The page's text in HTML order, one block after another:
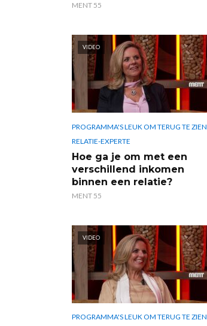
MENT 55
VIDEO
PROGRAMMA'S LEUK OM TERUG TE ZIEN
RELATIE-EXPERTE
Hoe ga je om met een
verschillend inkomen
binnen een relatie?
MENT 55
VIDEO
PROGRAMMA'S LEUK OM TERUG TE ZIEN